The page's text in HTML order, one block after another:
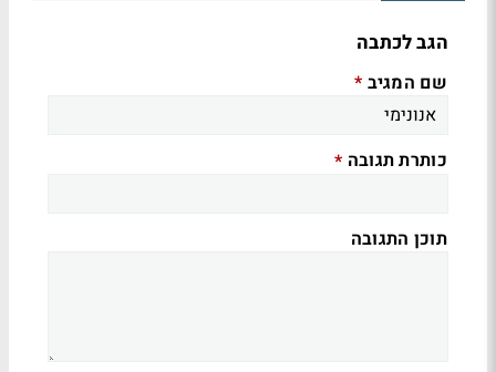
הגב לכתבה
שם המגיב *
כותרת תגובה *
תוכן התגובה